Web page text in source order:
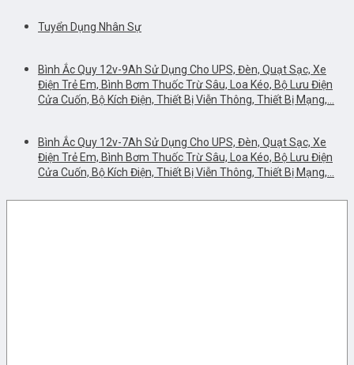
Tuyển Dụng Nhân Sự
Bình Ắc Quy 12v-9Ah Sử Dụng Cho UPS, Đèn, Quạt Sạc, Xe
Điện Trẻ Em, Bình Bơm Thuốc Trừ Sâu, Loa Kéo, Bộ Lưu Điện
Cửa Cuốn, Bộ Kích Điện, Thiết Bị Viễn Thông, Thiết Bị Mạng,…
Bình Ắc Quy 12v-7Ah Sử Dụng Cho UPS, Đèn, Quạt Sạc, Xe
Điện Trẻ Em, Bình Bơm Thuốc Trừ Sâu, Loa Kéo, Bộ Lưu Điện
Cửa Cuốn, Bộ Kích Điện, Thiết Bị Viễn Thông, Thiết Bị Mạng,…